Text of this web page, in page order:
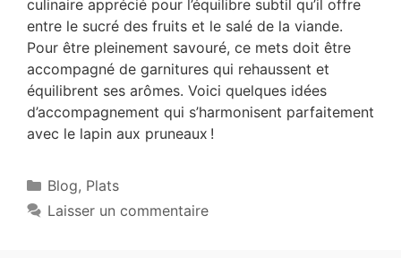
culinaire apprécié pour l’équilibre subtil qu’il offre
entre le sucré des fruits et le salé de la viande.
Pour être pleinement savouré, ce mets doit être
accompagné de garnitures qui rehaussent et
équilibrent ses arômes. Voici quelques idées
d’accompagnement qui s’harmonisent parfaitement
avec le lapin aux pruneaux !
Blog, Plats
Laisser un commentaire